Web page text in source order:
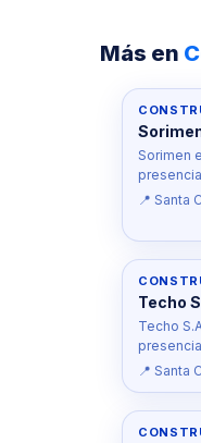
Más en
Sorimen
📍 Santa
Techo
Techo
📍 Santa